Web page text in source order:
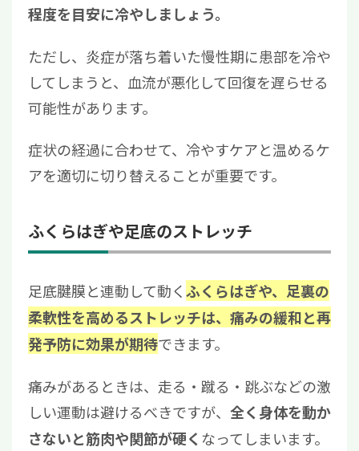
程度を目安に冷やしましょう。
ただし、炎症が落ち着いた慢性期に患部を冷や
してしまうと、血流が悪化して回復を遅らせる
可能性があります。
症状の経過に合わせて、冷やすケアと温めるケ
アを適切に切り替えることが重要です。
ふくらはぎや足底のストレッチ
足底腱膜と連動して動くふくらはぎや、足裏の
柔軟性を高めるストレッチは、痛みの緩和と再
発予防に効果が期待できます。
痛みがあるときは、走る・蹴る・跳ぶなどの激
しい運動は避けるべきですが、 全く身体を動か
さないと筋肉や関節が硬くなってしまいます。